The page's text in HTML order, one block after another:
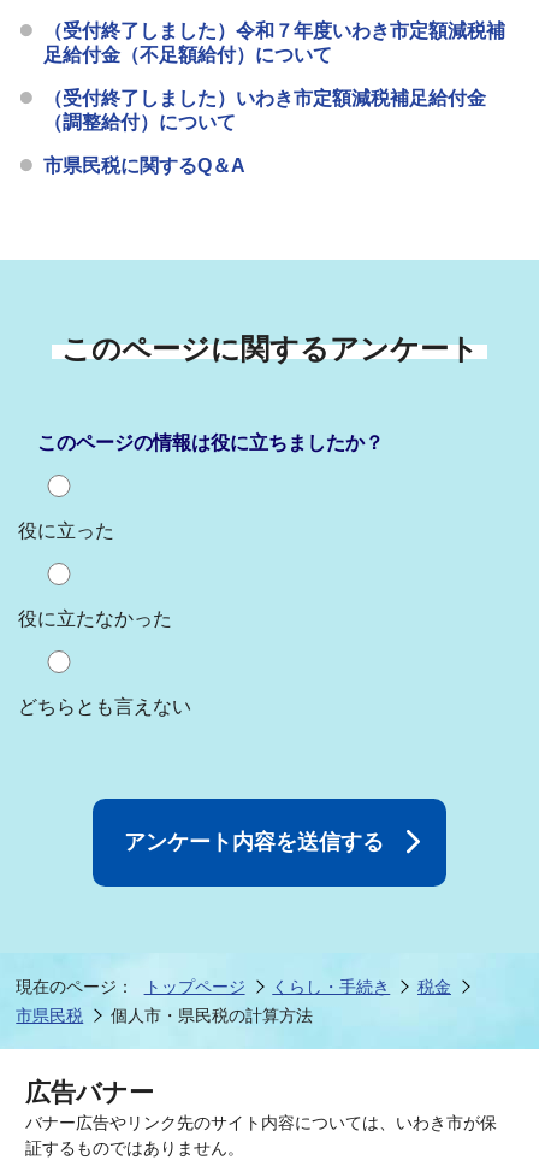
（受付終了しました）令和７年度いわき市定額減税補
足給付金（不足額給付）について
（受付終了しました）いわき市定額減税補足給付金
（調整給付）について
市県民税に関するQ＆A
このページに関するアンケート
このページの情報は役に立ちましたか？
役に立った
役に立たなかった
どちらとも言えない
現在のページ： トップページ くらし・手続き
税金
市県民税
個人市・県民税の計算方法
広告バナー
バナー広告やリンク先のサイト内容については、いわき市が保
証するものではありません。